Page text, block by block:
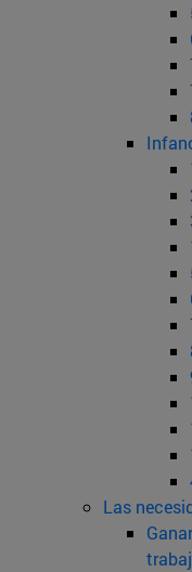
Las